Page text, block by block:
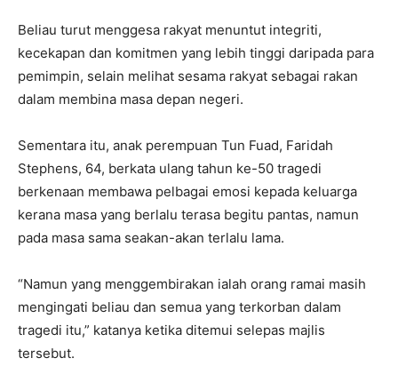
Beliau turut menggesa rakyat menuntut integriti,
kecekapan dan komitmen yang lebih tinggi daripada para
pemimpin, selain melihat sesama rakyat sebagai rakan
dalam membina masa depan negeri.
Sementara itu, anak perempuan Tun Fuad, Faridah
Stephens, 64, berkata ulang tahun ke-50 tragedi
berkenaan membawa pelbagai emosi kepada keluarga
kerana masa yang berlalu terasa begitu pantas, namun
pada masa sama seakan-akan terlalu lama.
“Namun yang menggembirakan ialah orang ramai masih
mengingati beliau dan semua yang terkorban dalam
tragedi itu,” katanya ketika ditemui selepas majlis
tersebut.